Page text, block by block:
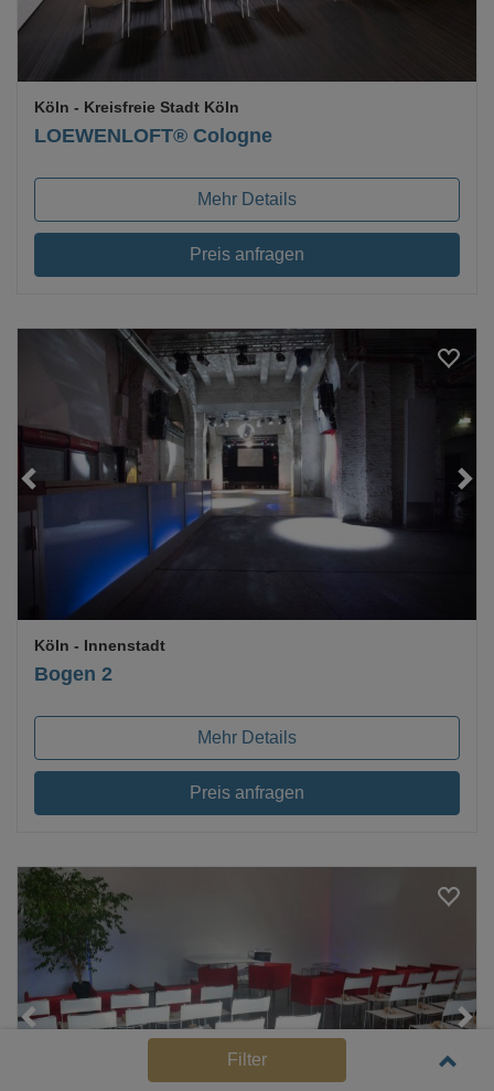
LOEWENLOFT® Cologne
Köln - Kreisfreie Stadt Köln
Mehr Details
Preis anfragen
Bogen 2
Köln - Innenstadt
Mehr Details
Preis anfragen
Loading...
Filter